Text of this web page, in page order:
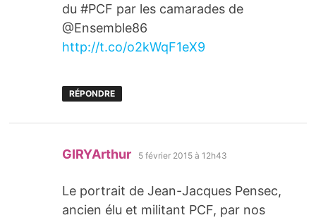
du #PCF par les camarades de
@Ensemble86
http://t.co/o2kWqF1eX9
RÉPONDRE
GIRYArthur dit :
5 février 2015 à 12h43
Le portrait de Jean-Jacques Pensec,
ancien élu et militant PCF, par nos